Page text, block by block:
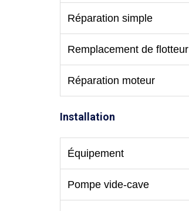
Réparation simple
Remplacement de flotteur
Réparation moteur
Installation
Équipement
Pompe vide-cave